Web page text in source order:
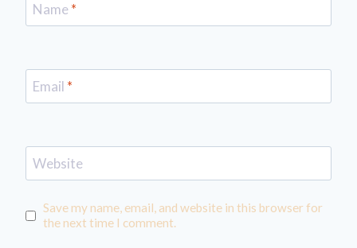
Name*
Email *
Website
Save my name, email, and website in this browser for
the next time I comment.